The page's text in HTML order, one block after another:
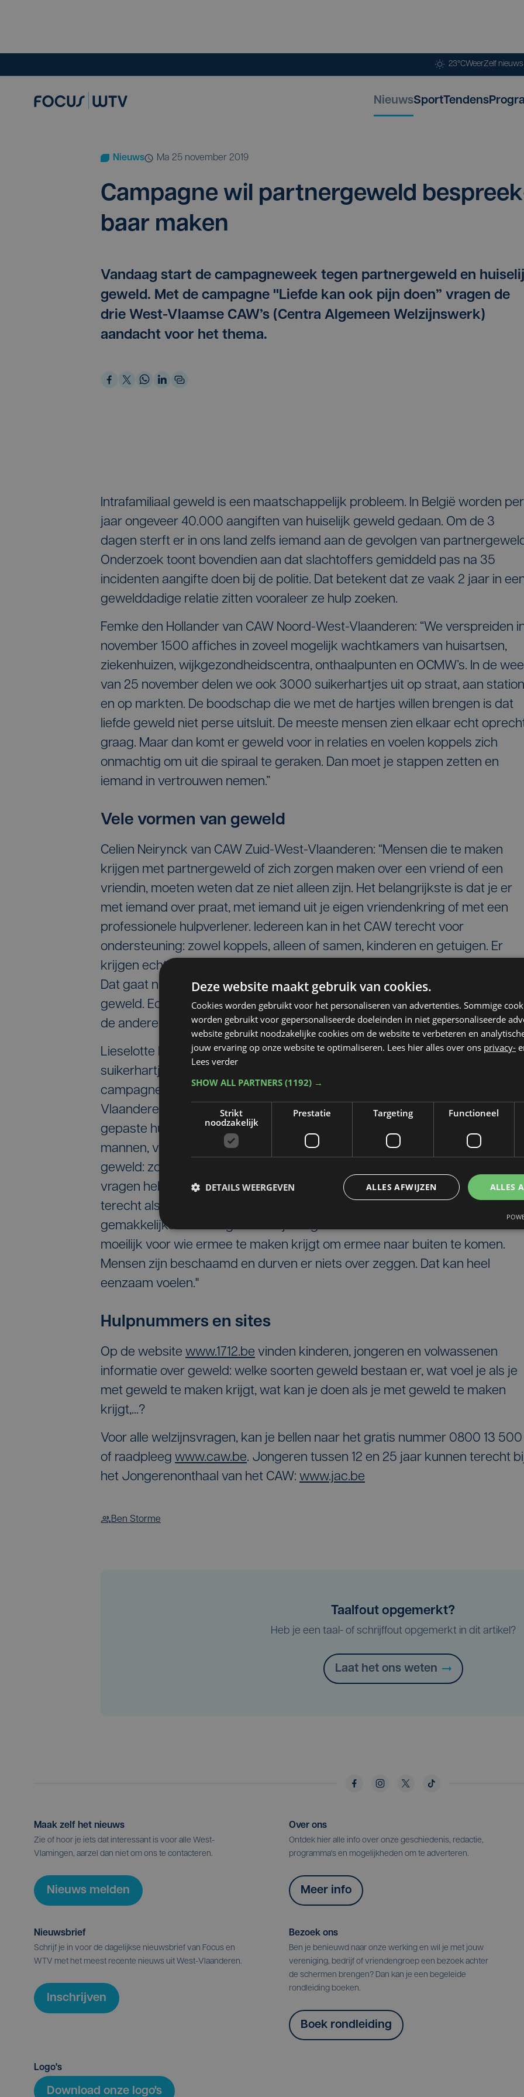
23°CWeerZelf
NieuwsSportTendens
Nieuws ma 25 november 2019
Cam­pag­ne wil part­ner­ge­weld
baar maken
Vandaag start de campagneweek tegen partnergeweld en
geweld. Met de campagne "Liefde kan ook pijn doen” vragen de
drie West-Vlaamse CAW’s (Centra Algemeen Welzijnswerk)
aandacht voor het thema.
Intrafamiliaal geweld is een maatschappelijk probleem. In België worden per
jaar ongeveer 40.000 aangiften van huiselijk geweld gedaan. Om de 3
dagen sterft er in ons land zelfs iemand aan de gevolgen van
Onderzoek toont bovendien aan dat slachtoffers gemiddeld pas na 35
incidenten aangifte doen bij de politie. Dat betekent dat ze vaak 2 jaar in
gewelddadige relatie zitten vooraleer ze hulp zoeken.
Femke den Hollander van CAW Noord-West-Vlaanderen: “We verspreiden
november 1500 affiches in zoveel mogelijk wachtkamers van huisartsen,
ziekenhuizen, wijkgezondheidscentra, onthaalpunten en OCMW’s. In de
van 25 november delen we ook 3000 suikerhartjes uit op straat, aan
en op markten. De boodschap die we met de hartjes willen brengen is dat
liefde geweld niet perse uitsluit. De meeste mensen zien elkaar echt
graag. Maar dan komt er geweld voor in relaties en voelen koppels zich
onmachtig om uit die spiraal te geraken. Dan moet je stappen zetten en
iemand in vertrouwen nemen.”
Vele vormen van geweld
Celien Neirynck van CAW Zuid-West-Vlaanderen: “Mensen die te maken
krijgen met partnergeweld of zich zorgen maken over een vriend of een
vriendin, moeten weten dat ze niet alleen zijn. Het belangrijkste is dat je er
met iemand over praat, met iemand uit je eigen vriendenkring of met een
professionele hulpverlener. Iedereen kan in het CAW terecht voor
ondersteuning: zowel koppels, alleen of samen, kinderen en getuigen. Er
krijgen echt meer mensen met partnergeweld te maken dan je zou denken.
Dat gaat niet alleen over fysiek geweld, maar ook psychisch en seksueel
geweld. Economisch geweld bestaat ook, bijvoorbeeld als de ene partners
de andere verbiedt om te gaan werken en eigen inkomsten te hebben. "
Lieselotte Dever van CAW Centraal-West-Vlaanderen: “We delen
suikerhartjes uit op straat en in dezelfde week sturen we ook een
campagnefilmpje uit via onze sociale media. We willen als CAW's van West-
Vlaanderen de stilte doorbreken en ervoor zorgen dat mensen sneller de
gepaste hulp vinden die ze nodig hebben. We willen zeggen tegen de
mannen, vrouwen, kinderen en jongeren die betrokken zijn bij intrafamiliaal
geweld: zoek hulp en praat erover. 1712 is de hulplijn waar je terecht kan als
vragen hebt over geweld. Je kan daar ook via de chat bij een hulpverlener
terecht als je het moeilijk hebt om erover te praten. Soms gaat chatten
gemakkelijker. Partnergeweld blijft nog te vaak binnenskamers en het is
moeilijk voor wie ermee te maken krijgt om ermee naar buiten te komen.
Mensen zijn beschaamd en durven er niets over zeggen. Dat kan heel
eenzaam voelen."
Hulpnummers en sites
Op de website www.1712.be vinden kinderen, jongeren en volwassenen
informatie over geweld: welke soorten geweld bestaan er, wat voel je als je
met geweld te maken krijgt, wat kan je doen als je met geweld te maken
krijgt,...?
Voor alle welzijnsvragen, kan je bellen naar het gratis nummer 0800 13 500
of raadpleeg www.caw.be. Jongeren tussen 12 en 25 jaar kunnen terecht
het Jongerenonthaal van het CAW: www.jac.be
Ben Storme
Taalfout opgemerkt?
Heb je een taal- of schrijffout opgemerkt in dit artikel?
Laat het ons weten
Maak zelf het nieuws
Zie of hoor je iets dat interessant is voor alle West-
Vlamingen, aarzel dan niet om ons te contacteren.
Nieuws melden
Over ons
Ontdek hier alle info over onze geschiedenis, redactie,
programma's en mogelijkheden om te adverteren.
Meer info
Nieuwsbrief
Schrijf je in voor de dagelijkse nieuwsbrief van Focus en
WTV met het meest recente nieuws uit West-Vlaanderen.
Inschrijven
Bezoek ons
Ben je benieuwd naar onze werking en wil je met jouw
vereniging, bedrijf of vriendengroep een bezoek achter
de schermen brengen? Dan kan je een begeleide
rondleiding boeken.
Boek rondleiding
Logo's
Download onze logo's
Deze website maakt gebruik van cookies.
Cookies worden gebruikt voor het personaliseren van advertenties. Sommige
worden gebruikt voor gepersonaliseerde doeleinden in niet gepersonaliseerde
website gebruikt noodzakelijke cookies om de website te verbeteren en
jouw ervaring op onze website te optimaliseren. Lees hier alles over ons privacy-
Lees verder
SHOW ALL PARTNERS (1192) →
Strikt
noodzakelijk
Prestatie Targeting
Functioneel
ALLES
ALLES AFWIJZEN
DETAILS WEERGEVEN